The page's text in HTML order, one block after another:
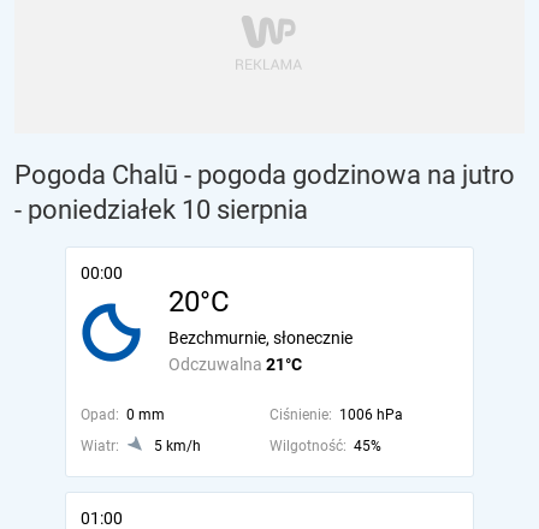
Pogoda Chalū - pogoda godzinowa na jutro
- poniedziałek 10 sierpnia
00:00
20°C
Odczuwalna 21°C
Bezchmurnie, słonecznie
Opad: 0 mm Ciśnienie: 1006 hPa
Wiatr:
5 km/h Wilgotność: 45%
01:00